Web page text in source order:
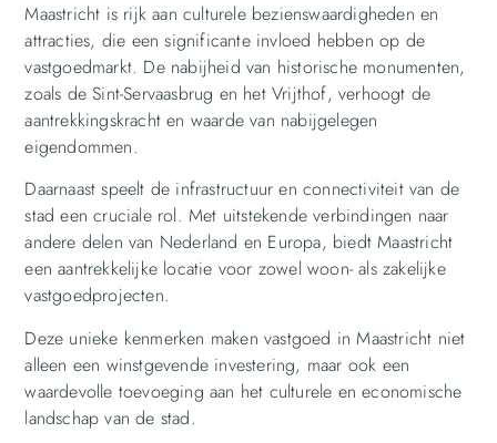
Maastricht is rijk aan culturele bezienswaardigheden en
attracties, die een significante invloed hebben op de
vastgoedmarkt. De nabijheid van historische monumenten,
zoals de Sint-Servaasbrug en het Vrijthof, verhoogt de
aantrekkingskracht en waarde van nabijgelegen
eigendommen.
Daarnaast speelt de infrastructuur en connectiviteit van de
stad een cruciale rol. Met uitstekende verbindingen naar
andere delen van Nederland en Europa, biedt Maastricht
een aantrekkelijke locatie voor zowel woon- als zakelijke
vastgoedprojecten.
Deze unieke kenmerken maken vastgoed in Maastricht niet
alleen een winstgevende investering, maar ook een
waardevolle toevoeging aan het culturele en economische
landschap van de stad.